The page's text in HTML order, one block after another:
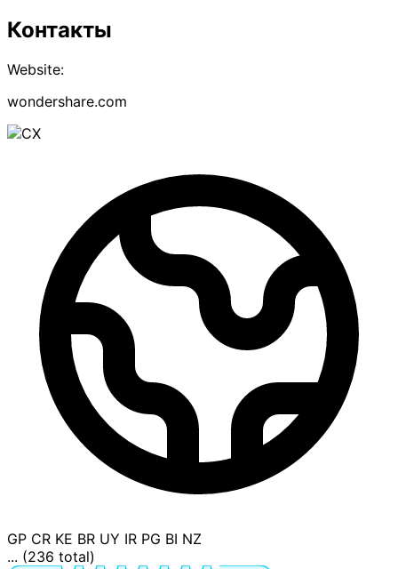
Контакты
Website:
wondershare.com
GP CR KE BR UY IR PG BI NZ
... (236 total)